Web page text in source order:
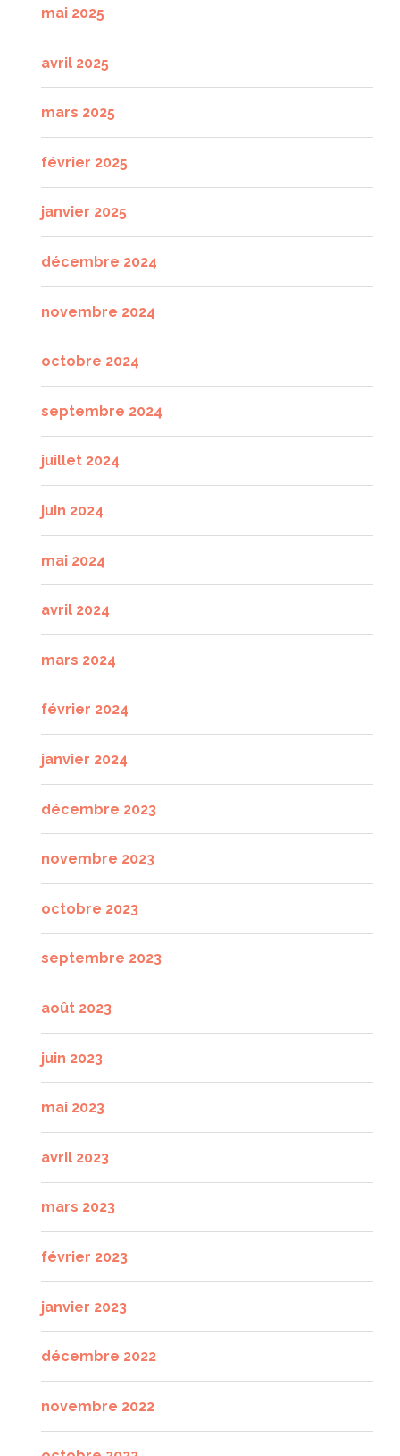
mai 2025
avril 2025
mars 2025
février 2025
janvier 2025
décembre 2024
novembre 2024
octobre 2024
septembre 2024
juillet 2024
juin 2024
mai 2024
avril 2024
mars 2024
février 2024
janvier 2024
décembre 2023
novembre 2023
octobre 2023
septembre 2023
août 2023
juin 2023
mai 2023
avril 2023
mars 2023
février 2023
janvier 2023
décembre 2022
novembre 2022